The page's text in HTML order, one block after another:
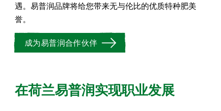
遇。易普润品牌将给您带来无与伦比的优质特种肥美
誉。
成为易普润合作伙伴
在荷兰易普润实现职业发展